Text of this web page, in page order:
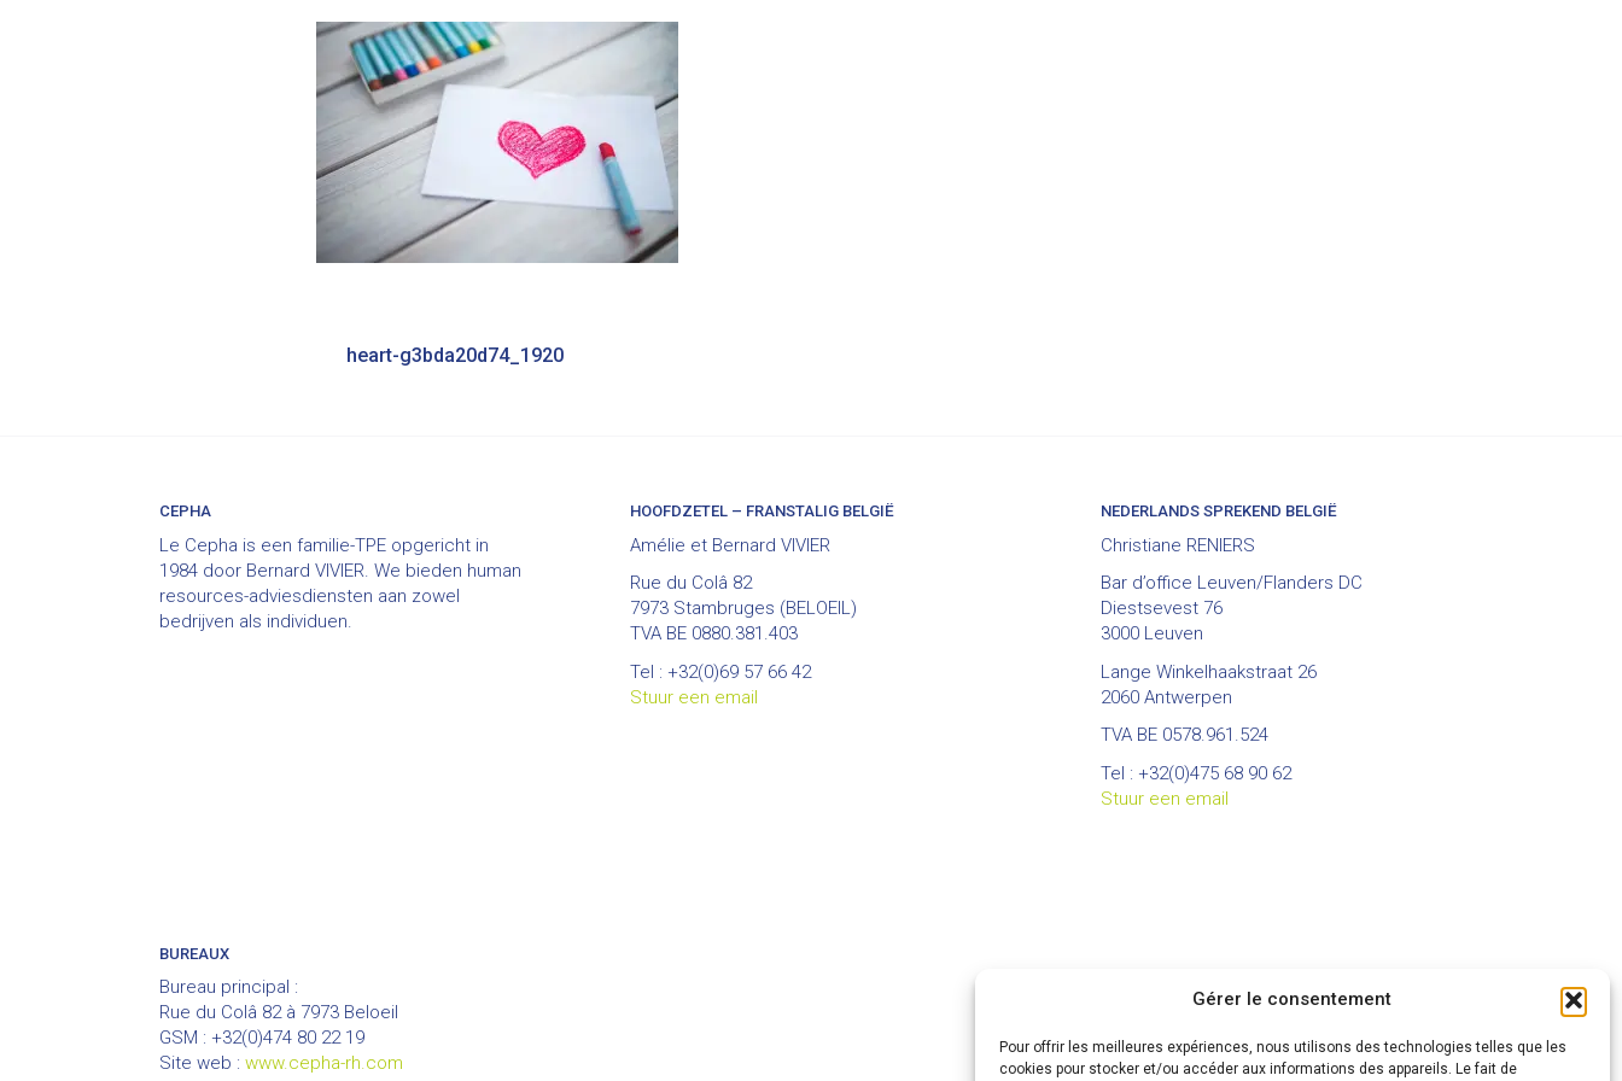
Gérer le consentement
Pour offrir les meilleures expériences, nous utilisons des technologies telles que les
cookies pour stocker et/ou accéder aux informations des appareils. Le fait de
Bericht
heart-g3bda20d74_1920
CEPHA
Le Cepha is een familie-TPE opgericht in
1984 door Bernard VIVIER. We bieden human
resources-adviesdiensten aan zowel
bedrijven als individuen.
HOOFDZETEL – FRANSTALIG BELGIË
Amélie et Bernard VIVIER
Rue du Colâ 82
7973 Stambruges (BELOEIL)
TVA BE 0880.381.403
Tel : +32(0)69 57 66 42
Stuur een email
NEDERLANDS SPREKEND BELGIË
Christiane RENIERS
Bar d’office Leuven/Flanders DC
Diestsevest 76
3000 Leuven
Lange Winkelhaakstraat 26
2060 Antwerpen
TVA BE 0578.961.524
Tel : +32(0)475 68 90 62
Stuur een email
BUREAUX
Bureau principal :
Rue du Colâ 82 à 7973 Beloeil
GSM : +32(0)474 80 22 19
Site web : www.cepha-rh.com